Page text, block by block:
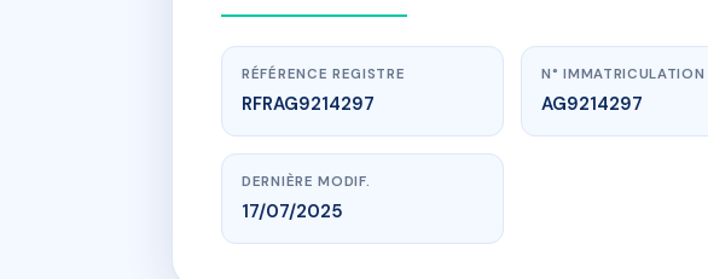
RÉFÉRENCE REGISTRE
RFRAG9214297
N° IMMATRICULATION
AG9214297
DERNIÈRE MODIF.
17/07/2025